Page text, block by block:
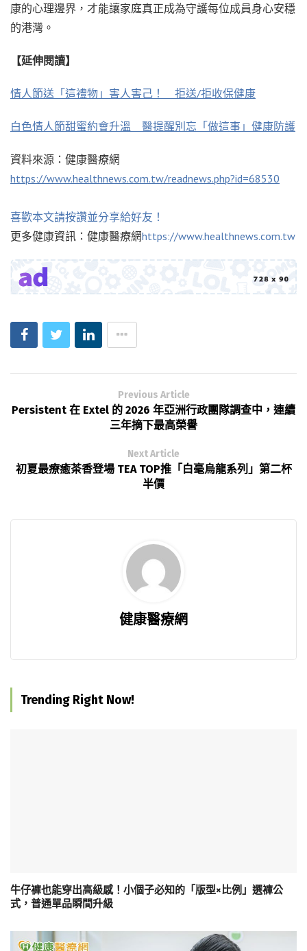
康的心理邊界，才能讓家庭真正成為守護每位成員身心安穩
的港灣。
【延伸閱讀】
情人節送「這禮物」害人害己！ 拒送/拒收保健康
白色情人節甜蜜約會升溫 醫提醒別忘「做這事」健康防護
資料來源：健康醫療網
https://www.healthnews.com.tw/readnews.php?id=68530
喜歡本文請按讚並分享給好友！
更多健康資訊：健康醫療網https://www.healthnews.com.tw
Previous Article
Persistent 在 Extel 的 2026 年亞洲行政團隊調查中，連續
三年摘下最高榮譽
Next Article
初夏最療癒茶香登場 TEA TOP推「白毫烏龍系列」第二杯
半價
健康醫療網
Trending Right Now!
牛仔褲也能穿出高級感！小個子必知的「版型×比例」選褲公
式，普通單品瞬間升級